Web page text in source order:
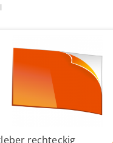
rechteckig